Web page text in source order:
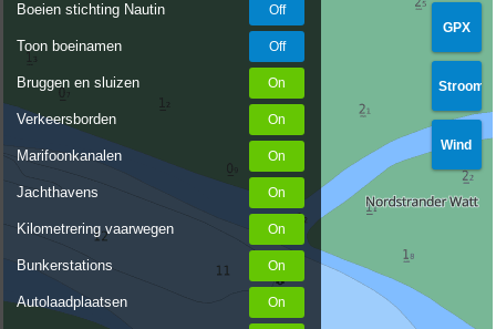
Boeien stichting Nautin
Toon boeinamen
Bruggen en sluizen
Verkeersborden
Marifoonkanalen
Jachthavens
Kilometrering vaarwegen
Bunkerstations
Autolaadplaatsen
GPX
Stroom
Wind